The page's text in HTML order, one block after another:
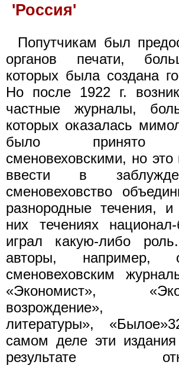
'Россия'
Попутчикам был
органов печати,
которых была создана
Но после 1922 г.
частные журналы,
которых оказалась
было принято
сменовеховскими, но
ввести в
сменовеховство
разнородные течения,
них течениях
играл какую-либо
авторы, например,
сменовеховским
«Экономист»,
возрождение»,
литературы»,
самом деле эти
результате